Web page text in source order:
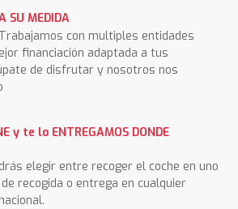
SU MEDIDA
con multiples entidades
financiación adaptada a tus
de disfrutar y nosotros nos
y te lo ENTREGAMOS DONDE
elegir entre recoger el coche en uno
recogida o entrega en cualquier